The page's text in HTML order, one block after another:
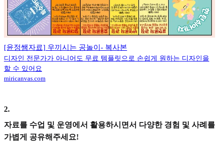
[윤정쌤자료] 우끼시는 공놀이- 복사본
디자인 전문가가 아니어도 무료 템플릿으로 손쉽게 원하는 디자인을
할 수 있어요
miricanvas.com
2.
자료를 수업 및 운영에서 활용하시면서 다양한 경험 및 사례를
가볍게 공유해주세요!